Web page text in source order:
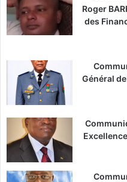
Roger
des
Général